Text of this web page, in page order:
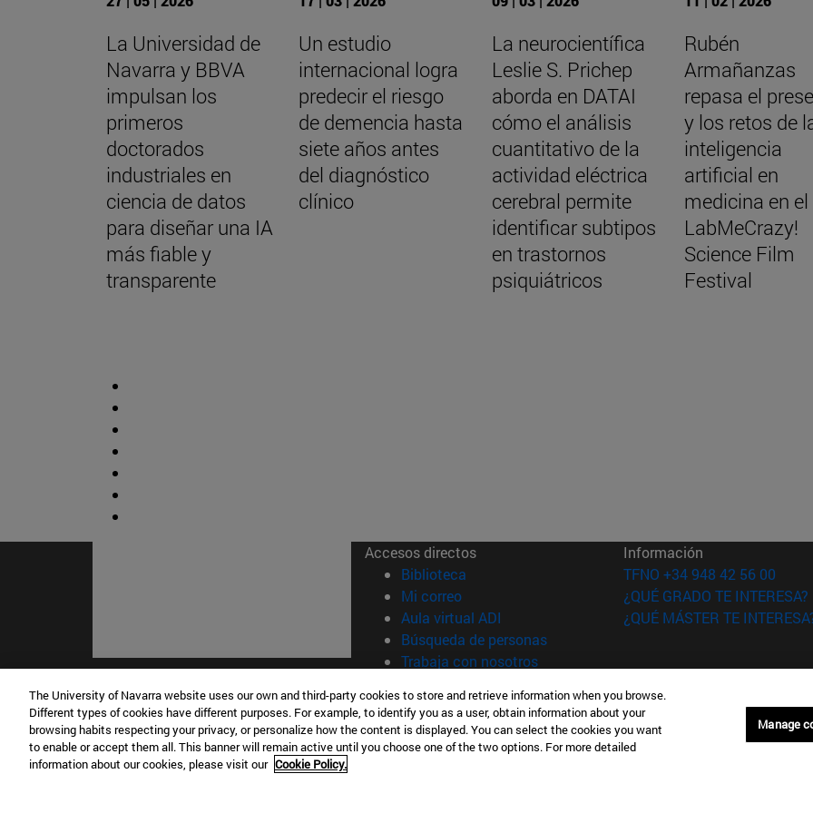
La Universidad de
Navarra y BBVA
impulsan los
primeros
doctorados
industriales en
ciencia de datos
para diseñar una IA
más fiable y
transparente
Un estudio
internacional logra
predecir el riesgo
de demencia hasta
siete años antes
del diagnóstico
clínico
La neurocientífica
Leslie S. Prichep
aborda en DATAI
cómo el análisis
cuantitativo de la
actividad eléctrica
cerebral permite
identificar subtipos
en trastornos
psiquiátricos
Rubén
Armañanzas
repasa el
y los retos de
inteligencia
artificial en
medicina en el
LabMeCrazy!
Science Film
Festival
Accesos directos
Biblioteca (abre en nueva ventana)
Mi correo(abre en nueva ventana)
Aula virtual ADI (abre en nueva ventana)
Búsqueda de personas(abre en nueva ventana)
Trabaja con nosotros(abre en nueva ventana)
Información
TFNO +34 948 42 56 00
¿QUÉ GRADO TE INTERESA?
¿QUÉ MÁSTER TE
© Universidad de
Navarra
Configuración de
Campus Pamplona
The University of Navarra website uses our own and third-party cookies to store and retrieve information when you browse.
Different types of cookies have different purposes. For example, to identify you as a user, obtain information about your
browsing habits respecting your privacy, or personalize how the content is displayed. You can select the cookies you want
to enable or accept them all. This banner will remain active until you choose one of the two options. For more detailed
information about our cookies, please visit our Cookie Policy.
Manage